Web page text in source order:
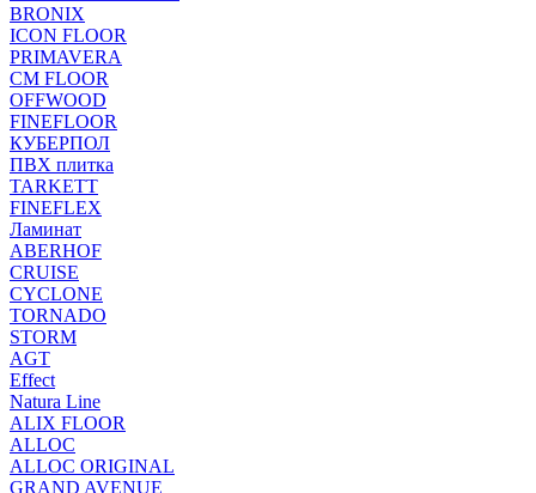
BRONIX
ICON FLOOR
PRIMAVERA
CM FLOOR
OFFWOOD
FINEFLOOR
КУБЕРПОЛ
ПВХ плитка
TARKETT
FINEFLEX
Ламинат
ABERHOF
CRUISE
CYCLONE
TORNADO
STORM
AGT
Effect
Natura Line
ALIX FLOOR
ALLOC
ALLOC ORIGINAL
GRAND AVENUE